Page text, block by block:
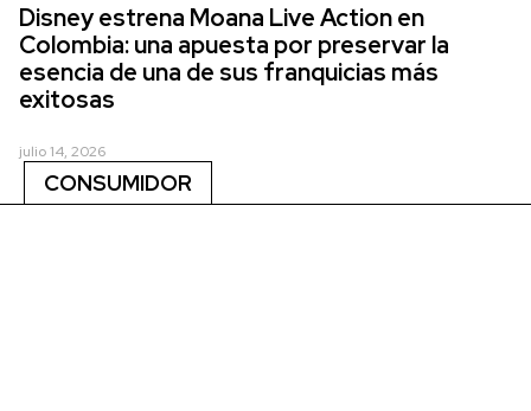
Disney estrena Moana Live Action en
Colombia: una apuesta por preservar la
esencia de una de sus franquicias más
exitosas
julio 14, 2026
CONSUMIDOR